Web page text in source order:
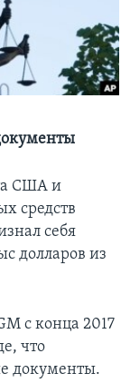
США и
средств
себя
долларов из
с конца 2017
что
документы.